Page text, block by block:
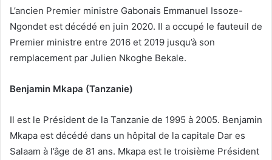
L’ancien Premier ministre Gabonais Emmanuel Issoze-
Ngondet est décédé en juin 2020. Il a occupé le fauteuil de
Premier ministre entre 2016 et 2019 jusqu’à son
remplacement par Julien Nkoghe Bekale.
Benjamin Mkapa (Tanzanie)
Il est le Président de la Tanzanie de 1995 à 2005. Benjamin
Mkapa est décédé dans un hôpital de la capitale Dar es
Salaam à l’âge de 81 ans. Mkapa est le troisième Président